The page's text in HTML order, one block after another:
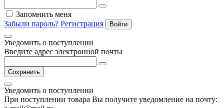
Запомнить меня
Забыли пароль? Регистрация Войти
Уведомить о поступлении
Введите адрес электронной почты
Сохранить
Уведомить о поступлении
При поступлении товара Вы получите уведомление на почту: